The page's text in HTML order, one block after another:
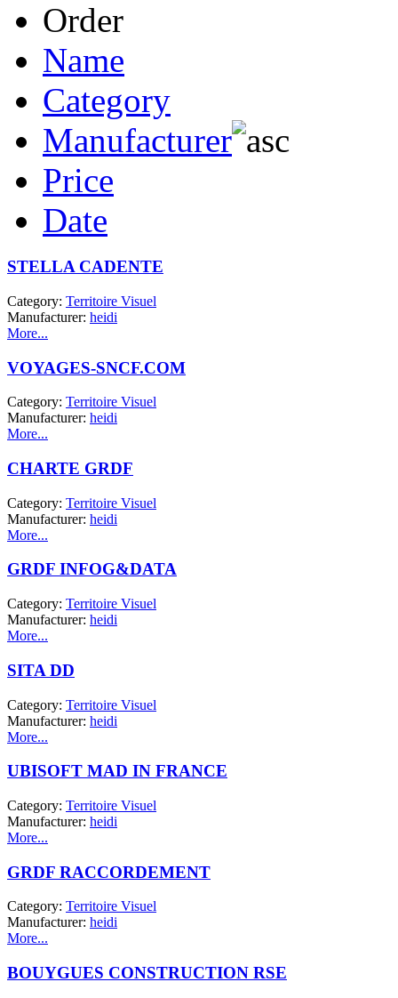
Order
Name
Category
Manufacturer
Price
Date
STELLA CADENTE
Category: Territoire Visuel
Manufacturer: heidi
More...
VOYAGES-SNCF.COM
Category: Territoire Visuel
Manufacturer: heidi
More...
CHARTE GRDF
Category: Territoire Visuel
Manufacturer: heidi
More...
GRDF INFOG&DATA
Category: Territoire Visuel
Manufacturer: heidi
More...
SITA DD
Category: Territoire Visuel
Manufacturer: heidi
More...
UBISOFT MAD IN FRANCE
Category: Territoire Visuel
Manufacturer: heidi
More...
GRDF RACCORDEMENT
Category: Territoire Visuel
Manufacturer: heidi
More...
BOUYGUES CONSTRUCTION RSE